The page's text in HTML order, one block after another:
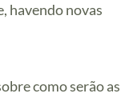
havendo novas
como serão as